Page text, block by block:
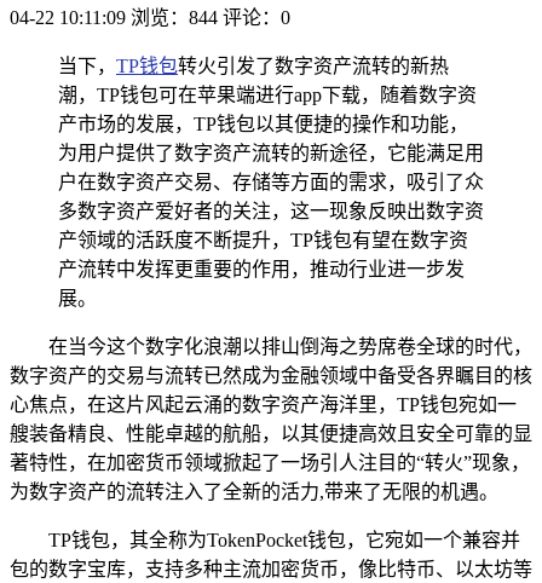
04-22 10:11:09 浏览：844 评论：0
当下， TP钱包转火引发了数字资产流转的新热
潮，TP钱包可在苹果端进行app下载，随着数字资
产市场的发展，TP钱包以其便捷的操作和功能，
为用户提供了数字资产流转的新途径，它能满足用
户在数字资产交易、存储等方面的需求，吸引了众
多数字资产爱好者的关注，这一现象反映出数字资
产领域的活跃度不断提升，TP钱包有望在数字资
产流转中发挥更重要的作用，推动行业进一步发
展。
在当今这个数字化浪潮以排山倒海之势席卷全球的时代，
数字资产的交易与流转已然成为金融领域中备受各界瞩目的核
心焦点，在这片风起云涌的数字资产海洋里，TP钱包宛如一
艘装备精良、性能卓越的航船，以其便捷高效且安全可靠的显
著特性，在加密货币领域掀起了一场引人注目的“转火”现象，
为数字资产的流转注入了全新的活力,带来了无限的机遇。
TP钱包，其全称为TokenPocket钱包，它宛如一个兼容并
包的数字宝库，支持多种主流加密货币，像比特币、以太坊等